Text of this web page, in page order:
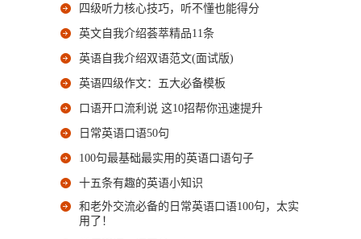
四级听力核心技巧，听不懂也能得分
英文自我介绍荟萃精品11条
英语自我介绍双语范文(面试版)
英语四级作文：五大必备模板
口语开口流利说 这10招帮你迅速提升
日常英语口语50句
100句最基础最实用的英语口语句子
十五条有趣的英语小知识
和老外交流必备的日常英语口语100句，太实
用了！